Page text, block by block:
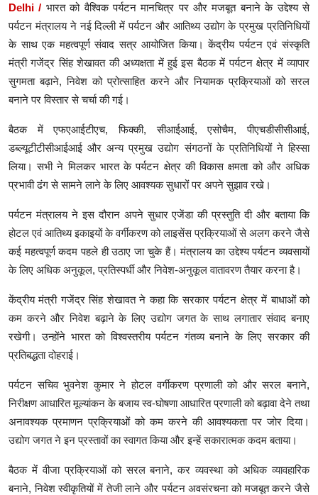
Lifestyle
Health
Development
Literature
Tour & Travel
History Speaks
About Us
Contact Us
Delhi / भारत को वैश्विक पर्यटन मानचित्र पर और मजबूत बनाने के उद्देश्य से
पर्यटन मंत्रालय ने नई दिल्ली में पर्यटन और आतिथ्य उद्योग के प्रमुख प्रतिनिधियों
के साथ एक महत्वपूर्ण संवाद सत्र आयोजित किया। केंद्रीय पर्यटन एवं संस्कृति
मंत्री गजेंद्र सिंह शेखावत की अध्यक्षता में हुई इस बैठक में पर्यटन क्षेत्र में व्यापार
सुगमता बढ़ाने, निवेश को प्रोत्साहित करने और नियामक प्रक्रियाओं को सरल
बनाने पर विस्तार से चर्चा की गई।
बैठक में एफएआईटीएच, फिक्की, सीआईआई, एसोचैम, पीएचडीसीसीआई,
डब्ल्यूटीटीसीआईआई और अन्य प्रमुख उद्योग संगठनों के प्रतिनिधियों ने हिस्सा
लिया। सभी ने मिलकर भारत के पर्यटन क्षेत्र की विकास क्षमता को और अधिक
प्रभावी ढंग से सामने लाने के लिए आवश्यक सुधारों पर अपने सुझाव रखे।
पर्यटन मंत्रालय ने इस दौरान अपने सुधार एजेंडा की प्रस्तुति दी और बताया कि
होटल एवं आतिथ्य इकाइयों के वर्गीकरण को लाइसेंस प्रक्रियाओं से अलग करने जैसे
कई महत्वपूर्ण कदम पहले ही उठाए जा चुके हैं। मंत्रालय का उद्देश्य पर्यटन व्यवसायों
के लिए अधिक अनुकूल, प्रतिस्पर्धी और निवेश-अनुकूल वातावरण तैयार करना है।
केंद्रीय मंत्री गजेंद्र सिंह शेखावत ने कहा कि सरकार पर्यटन क्षेत्र में बाधाओं को
कम करने और निवेश बढ़ाने के लिए उद्योग जगत के साथ लगातार संवाद बनाए
रखेगी। उन्होंने भारत को विश्वस्तरीय पर्यटन गंतव्य बनाने के लिए सरकार की
प्रतिबद्धता दोहराई।
पर्यटन सचिव भुवनेश कुमार ने होटल वर्गीकरण प्रणाली को और सरल बनाने,
निरीक्षण आधारित मूल्यांकन के बजाय स्व-घोषणा आधारित प्रणाली को बढ़ावा देने तथा
अनावश्यक प्रमाणन प्रक्रियाओं को कम करने की आवश्यकता पर जोर दिया।
उद्योग जगत ने इन प्रस्तावों का स्वागत किया और इन्हें सकारात्मक कदम बताया।
बैठक में वीजा प्रक्रियाओं को सरल बनाने, कर व्यवस्था को अधिक व्यावहारिक
बनाने, निवेश स्वीकृतियों में तेजी लाने और पर्यटन अवसंरचना को मजबूत करने जैसे